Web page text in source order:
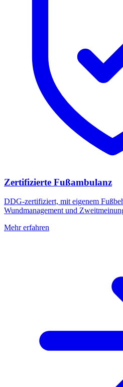
Zertifizierte Fußambulanz
DDG-zertifiziert, mit eigenem
Wundmanagement und
Mehr erfahren